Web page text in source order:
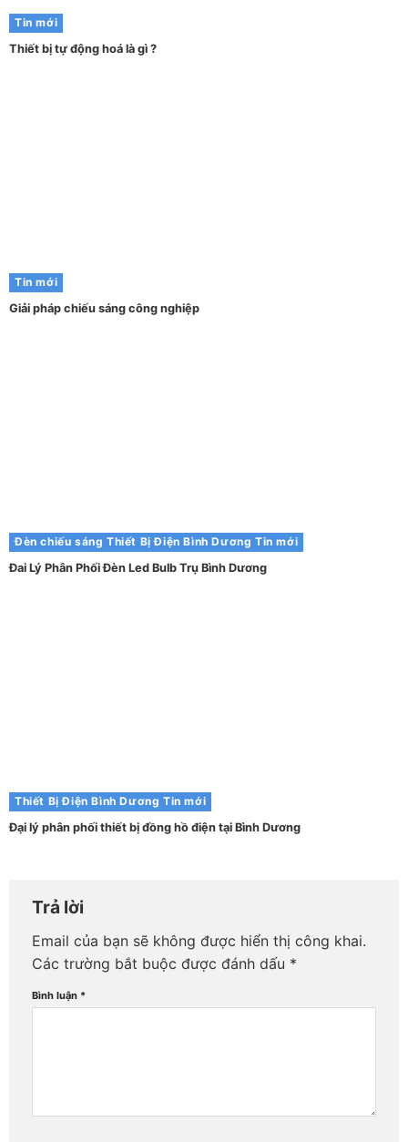
Tin mới
Thiết bị tự động hoá là gì ?
Tin mới
Giải pháp chiếu sáng công nghiệp
Đèn chiếu sáng Thiết Bị Điện Bình Dương Tin mới
Đai Lý Phân Phối Đèn Led Bulb Trụ Bình Dương
Thiết Bị Điện Bình Dương Tin mới
Đại lý phân phối thiết bị đồng hồ điện tại Bình Dương
Trả lời
Email của bạn sẽ không được hiển thị công khai.
Các trường bắt buộc được đánh dấu *
Bình luận *